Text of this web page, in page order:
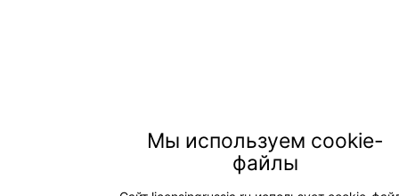
Мы используем cookie-
файлы